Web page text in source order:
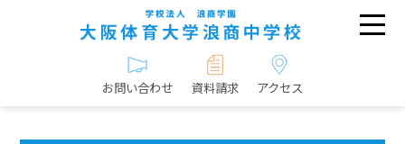
お問い合わせ 資料請求 アクセス